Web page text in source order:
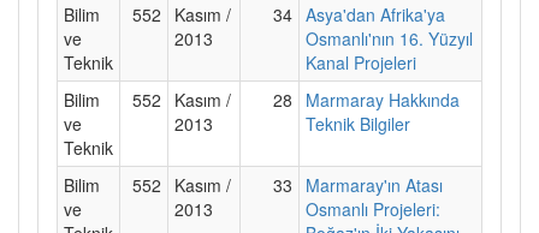
Bilim
ve
Teknik
552
Kasım /
2013
34 Asya'dan Afrika'ya
Osmanlı'nın 16. Yüzyıl
Kanal Projeleri
Bilim
ve
Teknik
552
Kasım /
2013
28
Marmaray Hakkında
Teknik Bilgiler
Bilim
ve
552
Kasım /
2013
33
Marmaray'ın Atası
Osmanlı Projeleri: